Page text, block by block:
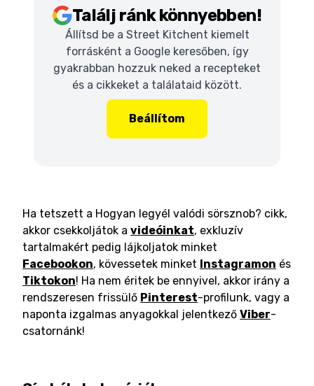
Találj ránk könnyebben!
Állítsd be a Street Kitchent kiemelt
forrásként a Google keresőben, így
gyakrabban hozzuk neked a recepteket
és a cikkeket a találataid között.
Beállítom
Ha tetszett a Hogyan legyél valódi sörsznob? cikk,
akkor csekkoljátok a videóinkat, exkluzív
tartalmakért pedig lájkoljatok minket
Facebookon, kövessetek minket Instagramon és
Tiktokon! Ha nem éritek be ennyivel, akkor irány a
rendszeresen frissülő Pinterest-profilunk, vagy a
naponta izgalmas anyagokkal jelentkező Viber-
csatornánk!